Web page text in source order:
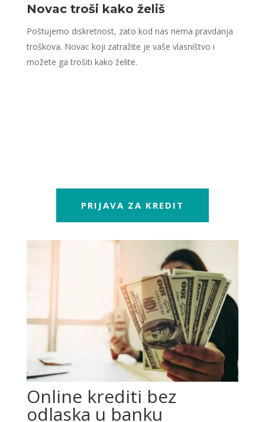
Novac troši kako želiš
Poštujemo diskretnost, zato kod nas nema pravdanja
troškova. Novac koji zatražite je vaše vlasništvo i
možete ga trošiti kako želite.
PRIJAVA ZA KREDIT
Online krediti bez
odlaska u banku